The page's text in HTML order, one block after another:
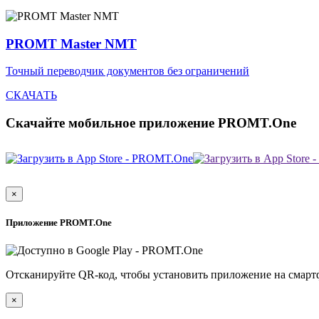
PROMT Master NMT
Точный переводчик документов без ограничений
СКАЧАТЬ
Скачайте мобильное приложение PROMT.One
×
Приложение PROMT.One
Отсканируйте QR-код, чтобы установить приложение на
×